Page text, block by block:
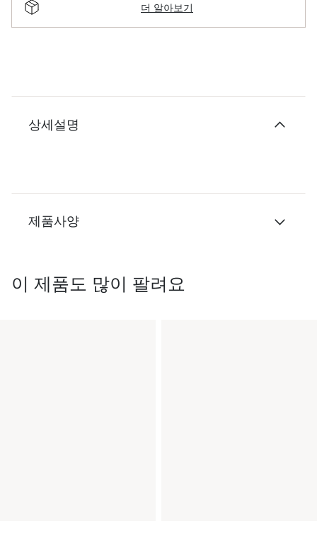
더 알아보기
상세설명
제품사양
이 제품도 많이 팔려요